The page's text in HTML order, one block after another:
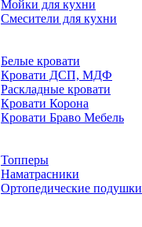
Мойки для кухни
Смесители для кухни
Белые кровати
Кровати ДСП, МДФ
Раскладные кровати
Кровати Корона
Кровати Браво Мебель
Топперы
Наматрасники
Ортопедические подушки